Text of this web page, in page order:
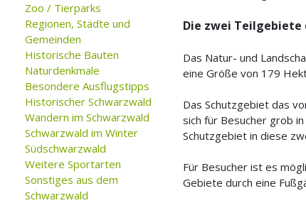
Zoo / Tierparks
Regionen, Städte und
Gemeinden
Historische Bauten
Naturdenkmale
Besondere Ausflugstipps
Historischer Schwarzwald
Wandern im Schwarzwald
Schwarzwald im Winter
Südschwarzwald
Weitere Sportarten
Sonstiges aus dem
Schwarzwald
Die zwei Teilgebiete
Das Natur- und
eine Größe von 179
Das Schutzgebiet das
sich für Besucher grob
Schutzgebiet in diese
Für Besucher ist es
Gebiete durch eine